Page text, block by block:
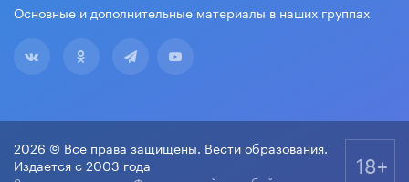
Основные и дополнительные материалы в наших группах
2026 © Все права защищены. Вести образования.
Издается с 2003 года
18+